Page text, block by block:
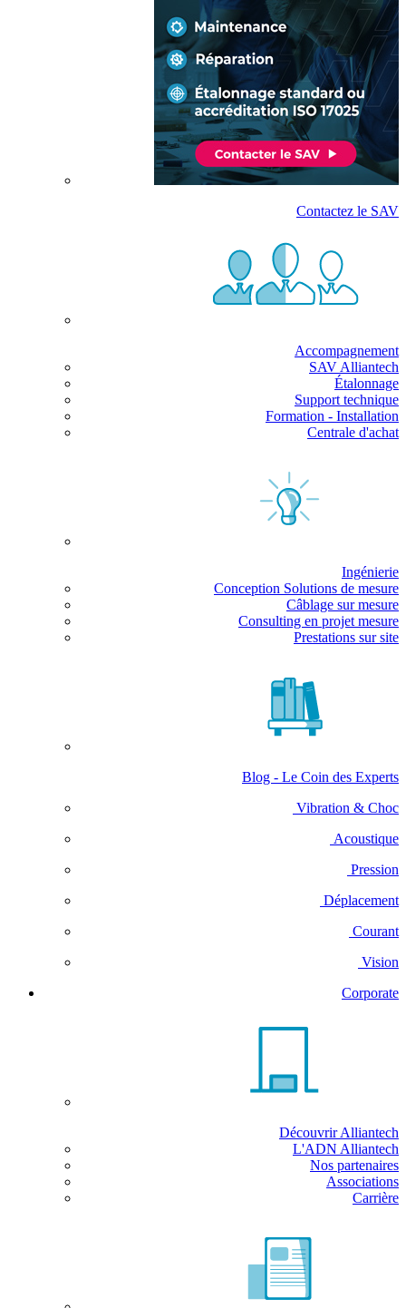
Contactez le SAV
Accompagnement
SAV Alliantech
Étalonnage
Support technique
Formation - Installation
Centrale d'achat
Ingénierie
Conception Solutions de mesure
Câblage sur mesure
Consulting en projet mesure
Prestations sur site
Blog - Le Coin des Experts
Vibration & Choc
Acoustique
Pression
Déplacement
Courant
Vision
Corporate
Découvrir Alliantech
L'ADN Alliantech
Nos partenaires
Associations
Carrière